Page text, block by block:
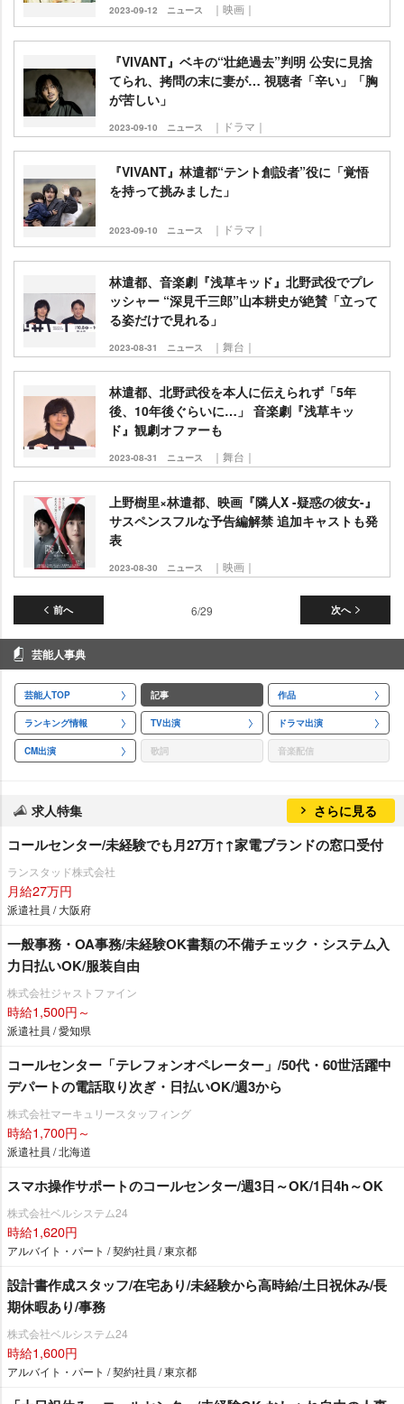
2023-09-12 ニュース ｜映画｜
『VIVANT』ベキの“壮絶過去”判明 公安に見捨
てられ、拷問の末に妻が… 視聴者「辛い」「胸
が苦しい」
2023-09-10 ニュース ｜ドラマ｜
『VIVANT』林遣都“テント創設者”役に「覚悟
を持って挑みました」
2023-09-10 ニュース ｜ドラマ｜
林遣都、音楽劇『浅草キッド』北野武役でプレ
ッシャー “深見千三郎”山本耕史が絶賛「立って
る姿だけで見れる」
2023-08-31 ニュース ｜舞台｜
林遣都、北野武役を本人に伝えられず「5年
後、10年後ぐらいに…」 音楽劇『浅草キッ
ド』観劇オファーも
2023-08-31 ニュース ｜舞台｜
上野樹里×林遣都、映画『隣人X -疑惑の彼女-』
サスペンスフルな予告編解禁 追加キャストも発
表
2023-08-30 ニュース ｜映画｜
前へ 次へ
6/29
芸能人事典
芸能人TOP 記事 作品
ランキング情報 TV出演 ドラマ出演
CM出演 歌詞 音楽配信
求人特集 さらに見る
コールセンター/未経験でも月27万↑↑家電ブランドの窓口受付
ランスタッド株式会社
月給27万円
派遣社員 / 大阪府
一般事務・OA事務/未経験OK書類の不備チェック・システム入
力日払いOK/服装自由
株式会社ジャストファイン
時給1,500円～
派遣社員 / 愛知県
コールセンター「テレフォンオペレーター」/50代・60世活躍中
デパートの電話取り次ぎ・日払いOK/週3から
株式会社マーキュリースタッフィング
時給1,700円～
派遣社員 / 北海道
スマホ操作サポートのコールセンター/週3日～OK/1日4h～OK
株式会社ベルシステム24
時給1,620円
アルバイト・パート / 契約社員 / 東京都
設計書作成スタッフ/在宅あり/未経験から高時給/土日祝休み/長
期休暇あり/事務
株式会社ベルシステム24
時給1,600円
アルバイト・パート / 契約社員 / 東京都